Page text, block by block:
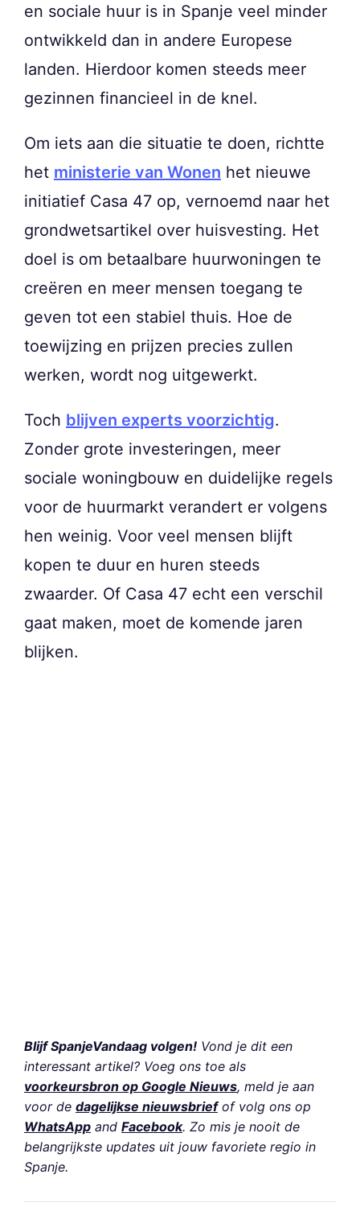
en sociale huur is in Spanje veel minder
ontwikkeld dan in andere Europese
landen. Hierdoor komen steeds meer
gezinnen financieel in de knel.
Om iets aan die situatie te doen, richtte
het ministerie van Wonen het nieuwe
initiatief Casa 47 op, vernoemd naar het
grondwetsartikel over huisvesting. Het
doel is om betaalbare huurwoningen te
creëren en meer mensen toegang te
geven tot een stabiel thuis. Hoe de
toewijzing en prijzen precies zullen
werken, wordt nog uitgewerkt.
Toch blijven experts voorzichtig.
Zonder grote investeringen, meer
sociale woningbouw en duidelijke regels
voor de huurmarkt verandert er volgens
hen weinig. Voor veel mensen blijft
kopen te duur en huren steeds
zwaarder. Of Casa 47 echt een verschil
gaat maken, moet de komende jaren
blijken.
Blijf SpanjeVandaag volgen! Vond je dit een
interessant artikel? Voeg ons toe als
voorkeursbron op Google Nieuws, meld je aan
voor de dagelijkse nieuwsbriefof volg ons op
WhatsApp and Facebook. Zo mis je nooit de
belangrijkste updates uit jouw favoriete regio in
Spanje.